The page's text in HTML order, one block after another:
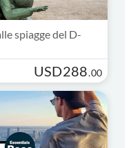
spiagge del D-
USD288.00